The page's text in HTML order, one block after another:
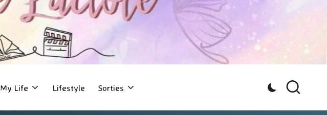
My Life Lifestyle Sorties